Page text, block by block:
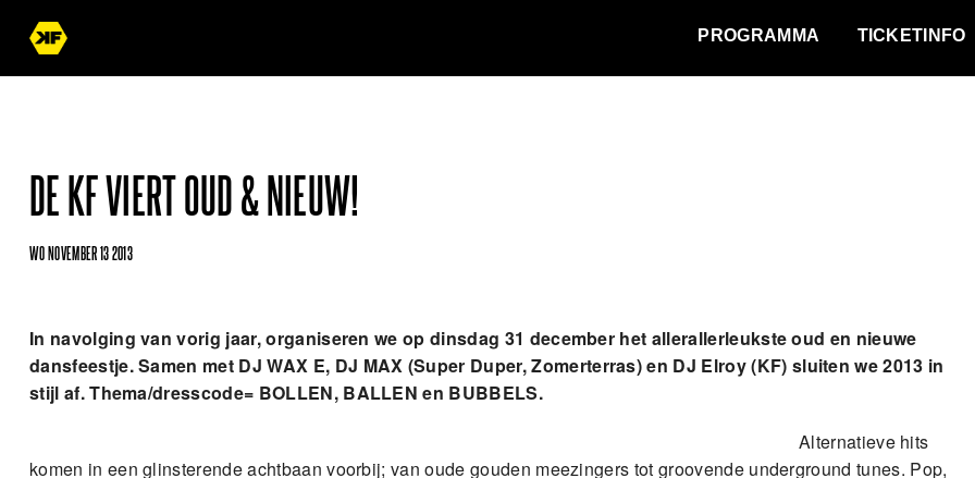
PROGRAMMA TICKETINFO
DE KF VIERT OUD & NIEUW!
WO NOVEMBER 13 2013
In navolging van vorig jaar, organiseren we op dinsdag 31 december het allerallerleukste oud en nieuwe
dansfeestje. Samen met DJ WAX E, DJ MAX (Super Duper,Zomerterras) en DJ Elroy (KF) sluiten we 2013 in
stijl af.Thema/dresscode= BOLLEN, BALLEN en BUBBELS.
Alternatieve hits
komen in een glinsterende achtbaan voorbij; van oude gouden meezingers tot groovende underground tunes. Pop,